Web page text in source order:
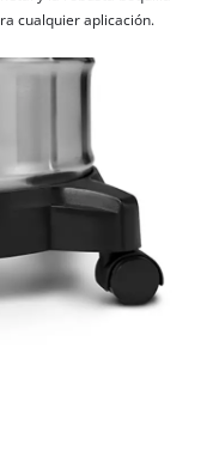
cualquier aplicación.